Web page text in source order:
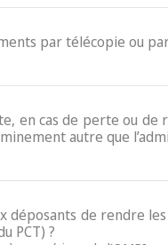
par télécopie ou
en cas de perte ou
autre que
déposants de rendre
PCT) ?